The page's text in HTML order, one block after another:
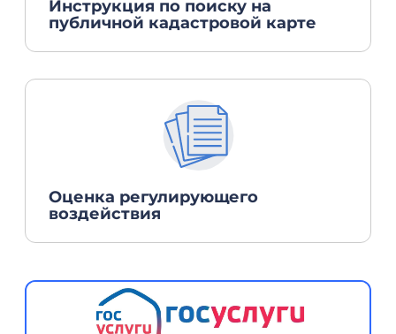
Инструкция по поиску на
публичной кадастровой карте
Оценка регулирующего
воздействия